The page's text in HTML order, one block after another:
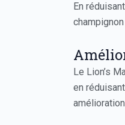
En
Le Lion’s
en